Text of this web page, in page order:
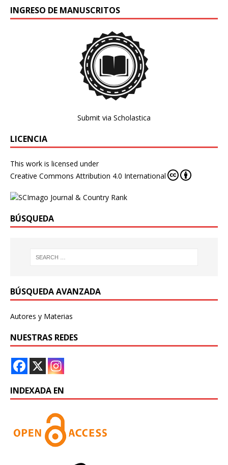
INGRESO DE MANUSCRITOS
Submit via Scholastica
LICENCIA
This work is licensed under
Creative Commons Attribution 4.0 International
BÚSQUEDA
BÚSQUEDA AVANZADA
Autores y Materias
NUESTRAS REDES
INDEXADA EN